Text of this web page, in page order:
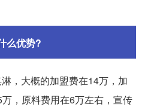
么优势?
，大概的加盟费在14万，加
，原料费用在6万左右，宣传